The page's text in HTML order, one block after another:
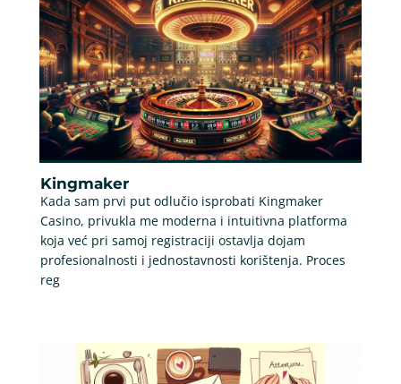
Kingmaker
Kada sam prvi put odlučio isprobati Kingmaker
Casino, privukla me moderna i intuitivna platforma
koja već pri samoj registraciji ostavlja dojam
profesionalnosti i jednostavnosti korištenja. Proces
reg